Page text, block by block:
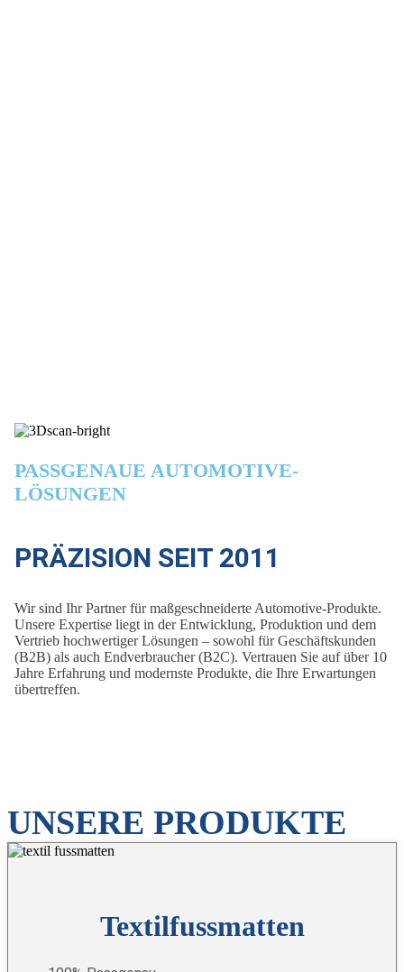
PASSGENAUE AUTOMOTIVE-
LÖSUNGEN
PRÄZISION SEIT 2011
Wir sind Ihr Partner für maßgeschneiderte Automotive-Produkte.
Unsere Expertise liegt in der Entwicklung, Produktion und dem
Vertrieb hochwertiger Lösungen – sowohl für Geschäftskunden
(B2B) als auch Endverbraucher (B2C). Vertrauen Sie auf über 10
Jahre Erfahrung und modernste Produkte, die Ihre Erwartungen
übertreffen.
UNSERE PRODUKTE
Textilfussmatten